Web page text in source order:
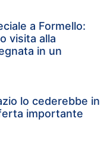
a Formello:
visita alla
in un
lo cederebbe in
importante